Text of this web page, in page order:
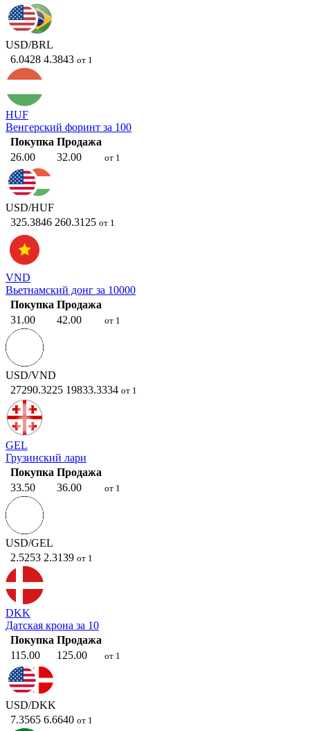
USD/BRL
6.0428 4.3843 от 1
HUF
Венгерский форинт за 100
Покупка Продажа
26.00
32.00 от 1
USD/HUF
325.3846 260.3125 от 1
VND
Вьетнамский донг за 10000
Покупка Продажа
31.00
42.00 от 1
USD/VND
27290.3225 19833.3334 от 1
GEL
Грузинский лари
Покупка Продажа
33.50
36.00 от 1
USD/GEL
2.5253 2.3139 от 1
DKK
Датская крона за 10
Покупка Продажа
115.00
125.00 от 1
USD/DKK
7.3565 6.6640 от 1